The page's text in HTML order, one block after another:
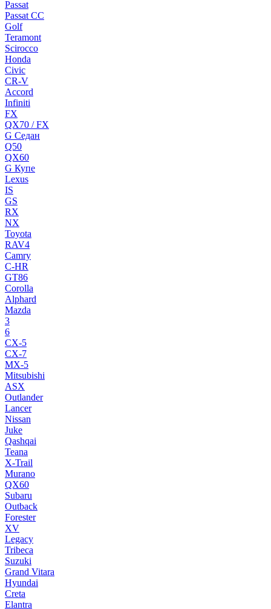
Passat
Passat CC
Golf
Teramont
Scirocco
Honda
Civic
CR-V
Accord
Infiniti
FX
QX70 / FX
G Cедан
Q50
QX60
G Купе
Lexus
IS
GS
RX
NX
Toyota
RAV4
Camry
C-HR
GT86
Corolla
Alphard
Mazda
3
6
CX-5
CX-7
MX-5
Mitsubishi
ASX
Outlander
Lancer
Nissan
Juke
Qashqai
Teana
X-Trail
Murano
QX60
Subaru
Outback
Forester
XV
Legacy
Tribeca
Suzuki
Grand Vitara
Hyundai
Creta
Elantra